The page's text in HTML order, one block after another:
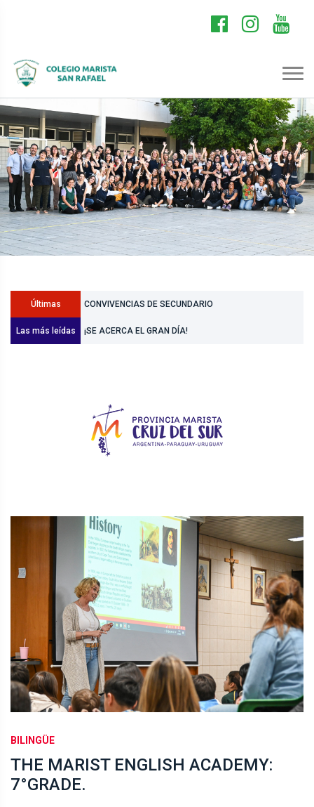
Últimas
Noticias
Las más leídas ¡SE ACERCA EL GRAN DÍA!
BILINGÜE
THE MARIST ENGLISH ACADEMY:
7°GRADE.